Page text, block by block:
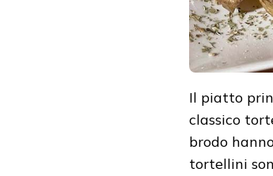
Il piatto
classico
brodo
tortellini